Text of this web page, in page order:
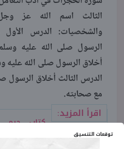
توقعات التنسيق
الثالث اسم الله عز
والشخصيات: الدرس
الرسول صلى الله عليه
أخلاق الرسول صلى الله عليه
الدرس الثالث أخلاق الرسول
مع صحابته.
اقرأ المزيد:
كتاب جيم
الثالث الابتدائي الترم الثاني 2025